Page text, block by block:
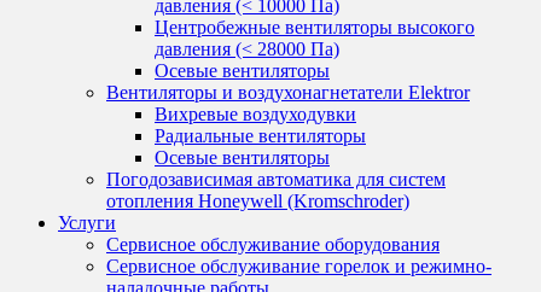
давления (< 10000 Па)
Центробежные вентиляторы высокого
давления (< 28000 Па)
Осевые вентиляторы
Вентиляторы и воздухонагнетатели Elektror
Вихревые воздуходувки
Радиальные вентиляторы
Осевые вентиляторы
Погодозависимая автоматика для систем
отопления Honeywell (Kromschroder)
Услуги
Сервисное обслуживание оборудования
Сервисное обслуживание горелок и режимно-
наладочные работы